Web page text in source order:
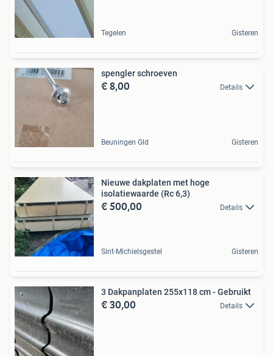
Tegelen Gisteren
spengler schroeven
€ 8,00 Details
Beuningen Gld Gisteren
Nieuwe dakplaten met hoge
isolatiewaarde (Rc 6,3)
€ 500,00 Details
Sint-Michielsgestel Gisteren
3 Dakpanplaten 255x118 cm - Gebruikt
€ 30,00 Details